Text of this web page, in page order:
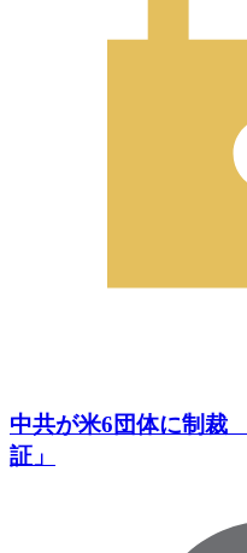
中共が米6団体に制裁
証」